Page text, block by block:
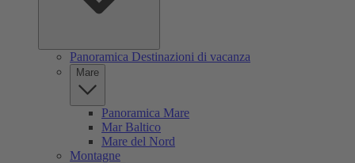
Panoramica Destinazioni di vacanza
Mare
Panoramica Mare
Mar Baltico
Mare del Nord
Montagne